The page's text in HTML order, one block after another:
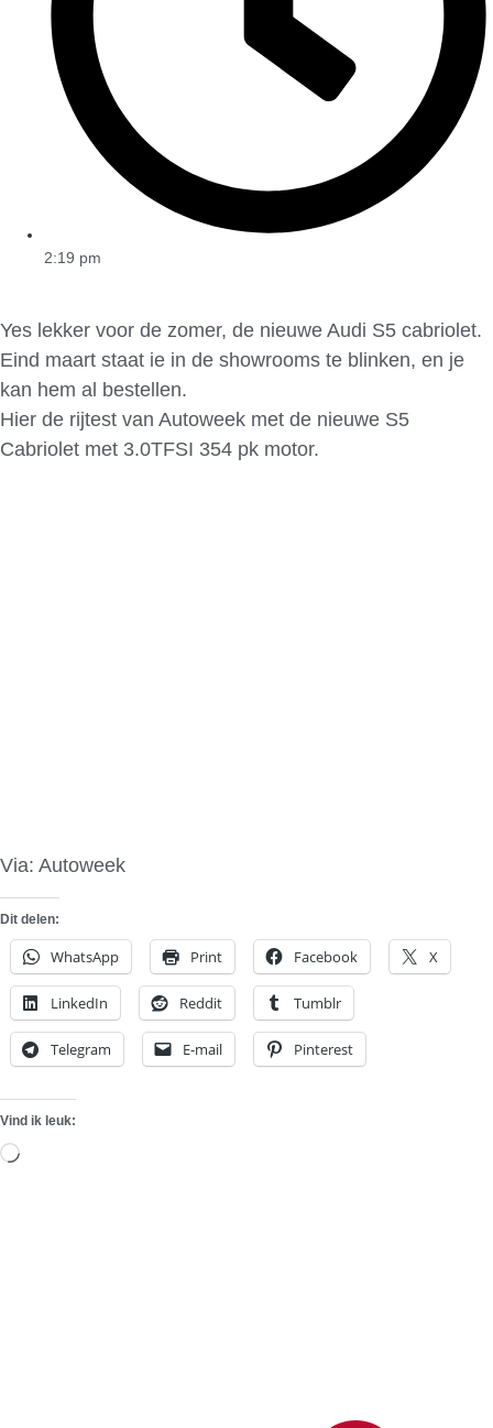
2:19 pm
Yes lekker voor de zomer, de nieuwe Audi S5 cabriolet.
Eind maart staat ie in de showrooms te blinken, en je
kan hem al bestellen.
Hier de rijtest van Autoweek met de nieuwe S5
Cabriolet met 3.0TFSI 354 pk motor.
Via: Autoweek
Dit delen:
WhatsApp Print Facebook X
LinkedIn Reddit Tumblr
Telegram E-mail Pinterest
Vind ik leuk:
Aan